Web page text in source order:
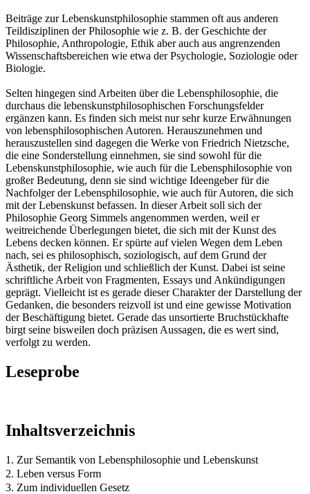
Beiträge zur Lebenskunstphilosophie stammen oft aus anderen
Teildisziplinen der Philosophie wie z. B. der Geschichte der
Philosophie, Anthropologie, Ethik aber auch aus angrenzenden
Wissenschaftsbereichen wie etwa der Psychologie, Soziologie oder
Biologie.
Selten hingegen sind Arbeiten über die Lebensphilosophie, die
durchaus die lebenskunstphilosophischen Forschungsfelder
ergänzen kann. Es finden sich meist nur sehr kurze Erwähnungen
von lebensphilosophischen Autoren. Herauszunehmen und
herauszustellen sind dagegen die Werke von Friedrich Nietzsche,
die eine Sonderstellung einnehmen, sie sind sowohl für die
Lebenskunstphilosophie, wie auch für die Lebensphilosophie von
großer Bedeutung, denn sie sind wichtige Ideengeber für die
Nachfolger der Lebensphilosophie, wie auch für Autoren, die sich
mit der Lebenskunst befassen. In dieser Arbeit soll sich der
Philosophie Georg Simmels angenommen werden, weil er
weitreichende Überlegungen bietet, die sich mit der Kunst des
Lebens decken können. Er spürte auf vielen Wegen dem Leben
nach, sei es philosophisch, soziologisch, auf dem Grund der
Ästhetik, der Religion und schließlich der Kunst. Dabei ist seine
schriftliche Arbeit von Fragmenten, Essays und Ankündigungen
geprägt. Vielleicht ist es gerade dieser Charakter der Darstellung der
Gedanken, die besonders reizvoll ist und eine gewisse Motivation
der Beschäftigung bietet. Gerade das unsortierte Bruchstückhafte
birgt seine bisweilen doch präzisen Aussagen, die es wert sind,
verfolgt zu werden.
Leseprobe
Inhaltsverzeichnis
1. Zur Semantik von Lebensphilosophie und Lebenskunst
2. Leben versus Form
3. Zum individuellen Gesetz